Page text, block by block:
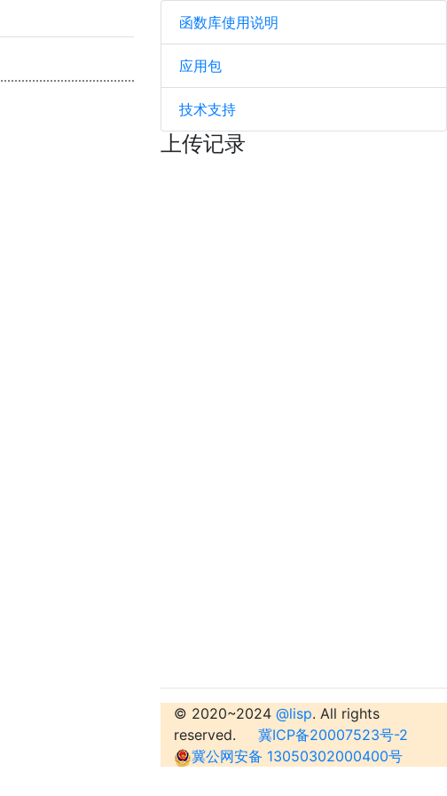
函数库使用说明
应用包
技术支持
上传记录
© 2020~2024@lisp. All rights
reserved.
冀ICP备20007523号-2
冀公网安备 13050302000400号